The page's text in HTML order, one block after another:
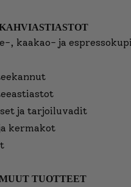
, kaakao- ja
ja tarjoiluvadit
kermakot
TUOTTEET